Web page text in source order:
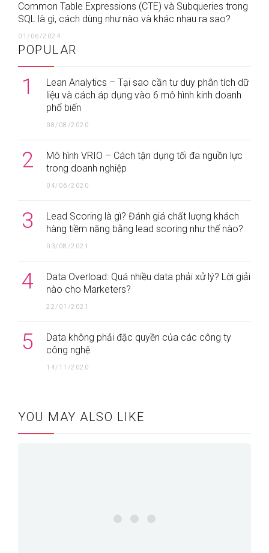
Common Table Expressions (CTE) và Subqueries trong
SQL là gì, cách dùng như nào và khác nhau ra sao?
01/06/2024
POPULAR
1
Lean Analytics – Tại sao cần tư duy phân tích dữ
liệu và cách áp dụng vào 6 mô hình kinh doanh
phổ biến
08/08/2020
2
Mô hình VRIO – Cách tận dụng tối đa nguồn lực
trong doanh nghiệp
04/06/2020
3
Lead Scoring là gì? Đánh giá chất lượng khách
hàng tiềm năng bằng lead scoring như thế nào?
03/08/2021
4
Data Overload: Quá nhiều data phải xử lý? Lời giải
nào cho Marketers?
22/01/2021
5
Data không phải đặc quyền của các công ty
công nghệ
14/11/2020
YOU MAY ALSO LIKE